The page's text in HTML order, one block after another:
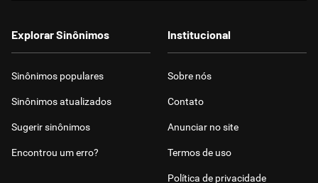
Explorar Sinônimos
Sinônimos populares
Sinônimos atualizados
Sugerir sinônimos
Encontrou um erro?
Institucional
Sobre nós
Contato
Anunciar no site
Termos de uso
Política de privacidade